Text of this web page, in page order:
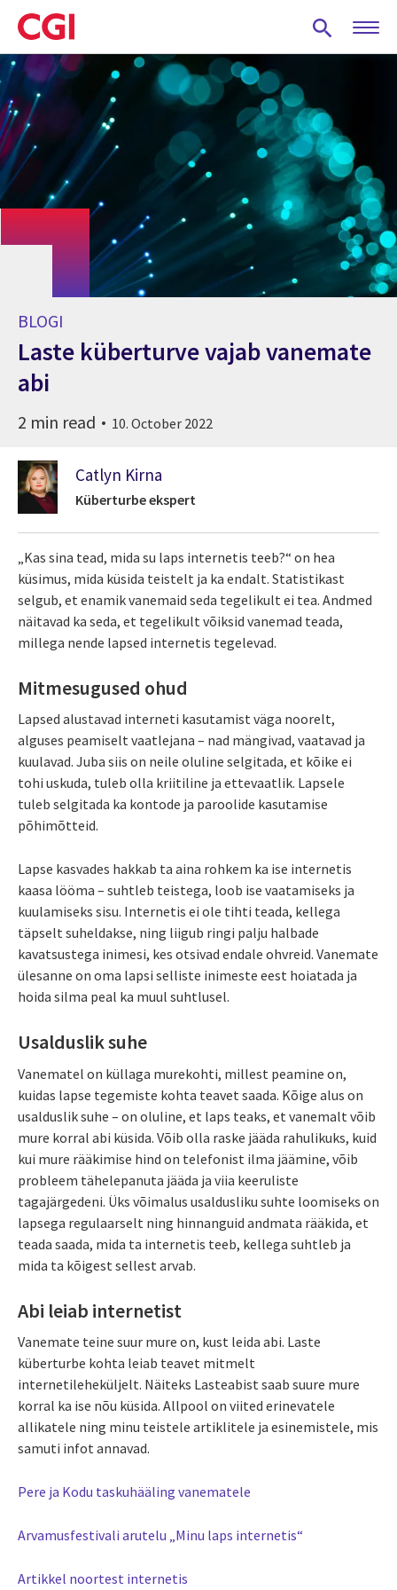
Skip
to
main
content
BLOGI
Laste küberturve vajab vanemate
abi
2 min read 10. October 2022
Catlyn Kirna
Küberturbe ekspert
„Kas sina tead, mida su laps internetis teeb?“ on hea
küsimus, mida küsida teistelt ja ka endalt. Statistikast
selgub, et enamik vanemaid seda tegelikult ei tea. Andmed
näitavad ka seda, et tegelikult võiksid vanemad teada,
millega nende lapsed internetis tegelevad.
Mitmesugused ohud
Lapsed alustavad interneti kasutamist väga noorelt,
alguses peamiselt vaatlejana – nad mängivad, vaatavad ja
kuulavad. Juba siis on neile oluline selgitada, et kõike ei
tohi uskuda, tuleb olla kriitiline ja ettevaatlik. Lapsele
tuleb selgitada ka kontode ja paroolide kasutamise
põhimõtteid.
Lapse kasvades hakkab ta aina rohkem ka ise internetis
kaasa lööma – suhtleb teistega, loob ise vaatamiseks ja
kuulamiseks sisu. Internetis ei ole tihti teada, kellega
täpselt suheldakse, ning liigub ringi palju halbade
kavatsustega inimesi, kes otsivad endale ohvreid. Vanemate
ülesanne on oma lapsi selliste inimeste eest hoiatada ja
hoida silma peal ka muul suhtlusel.
Usalduslik suhe
Vanematel on küllaga murekohti, millest peamine on,
kuidas lapse tegemiste kohta teavet saada. Kõige alus on
usalduslik suhe – on oluline, et laps teaks, et vanemalt võib
mure korral abi küsida. Võib olla raske jääda rahulikuks, kuid
kui mure rääkimise hind on telefonist ilma jäämine, võib
probleem tähelepanuta jääda ja viia keeruliste
tagajärgedeni. Üks võimalus usaldusliku suhte loomiseks on
lapsega regulaarselt ning hinnanguid andmata rääkida, et
teada saada, mida ta internetis teeb, kellega suhtleb ja
mida ta kõigest sellest arvab.
Abi leiab internetist
Vanemate teine suur mure on, kust leida abi. Laste
küberturbe kohta leiab teavet mitmelt
internetileheküljelt. Näiteks Lasteabist saab suure mure
korral ka ise nõu küsida. Allpool on viited erinevatele
allikatele ning minu teistele artiklitele ja esinemistele, mis
samuti infot annavad.
Pere ja Kodu taskuhääling vanematele
Arvamusfestivali arutelu „Minu laps internetis“
Artikkel noortest internetis